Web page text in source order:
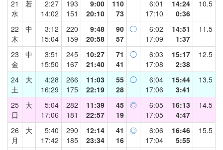
21
水
若
2:27
14:02
193
151
9:00
20:10
110
73
6:01
17:10
14:24
0:36
10.5
22
木
中
3:12
15:04
220
159
9:48
20:58
90
57
◯
6:02
17:09
14:51
1:37
11.5
23
金
中
3:51
15:50
245
167
10:27
21:40
71
41
◯
6:03
17:08
15:17
2:38
12.5
24
土
大
4:28
16:29
266
175
11:03
22:19
55
28
◯
6:04
17:06
15:44
3:41
13.5
25
日
大
5:04
17:06
282
181
11:39
22:57
45
19
◎
6:05
17:05
16:13
4:47
14.5
26
月
大
5:40
17:42
290
185
12:14
23:34
41
16
◎
6:06
17:04
16:46
5:55
15.5